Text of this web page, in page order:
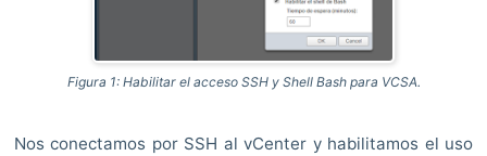
Figura 1: Habilitar el acceso SSH y Shell Bash para VCSA.
Nos conectamos por SSH al vCenter y habilitamos el uso